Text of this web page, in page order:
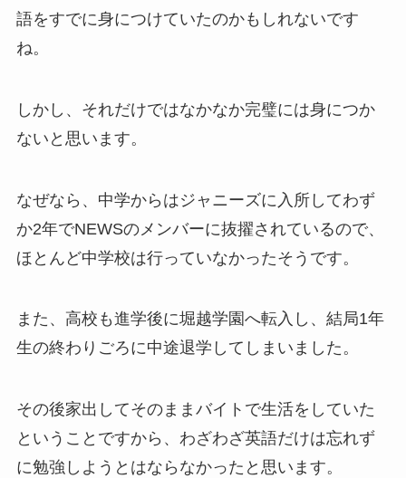
語をすでに身につけていたのかもしれないです
ね。
しかし、それだけではなかなか完璧には身につか
ないと思います。
なぜなら、中学からはジャニーズに入所してわず
か2年でNEWSのメンバーに抜擢されているので、
ほとんど中学校は行っていなかったそうです。
また、高校も進学後に堀越学園へ転入し、結局1年
生の終わりごろに中途退学してしまいました。
その後家出してそのままバイトで生活をしていた
ということですから、わざわざ英語だけは忘れず
に勉強しようとはならなかったと思います。